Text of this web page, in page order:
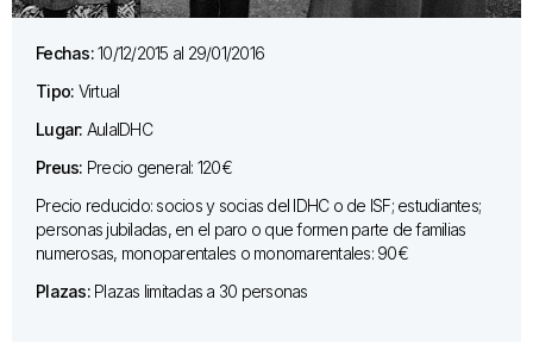
Fechas:10/12/2015 al 29/01/2016
Tipo: Virtual
Lugar: AulaIDHC
Preus: Precio general: 120€
Precio reducido: socios y socias del IDHC o de ISF; estudiantes;
personas jubiladas, en el paro o que formen parte de familias
numerosas, monoparentales o monomarentales: 90€
Plazas: Plazas limitadas a 30 personas